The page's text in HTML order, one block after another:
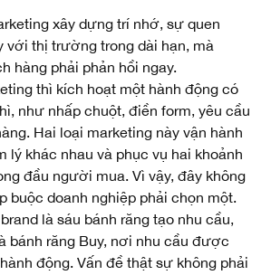
xây dựng trí nhớ, sự quen
với thị trường trong dài hạn, mà
hàng phải phản hồi ngay.
thì kích hoạt một hành động có
như nhấp chuột, điền form, yêu cầu
Hai loại marketing này vận hành
lý khác nhau và phục vụ hai khoảnh
đầu người mua. Vì vậy, đây không
buộc doanh nghiệp phải chọn một.
là sáu bánh răng tạo nhu cầu,
bánh răng Buy, nơi nhu cầu được
động. Vấn đề thật sự không phải